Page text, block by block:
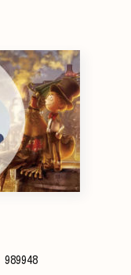
989948